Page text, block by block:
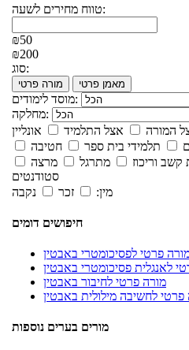
טווח מחירים לשעה:
₪50
₪200
סוג:
מורה פרטי מאמן פרטי
מוסד לימודים:
מחלקה:
המורה אצל התלמיד
אונליין
תלמידי בית ספר
חטיבה
וריכוז מתרגל
מרצה
סטודנטים
מין:
זכר נקבה
חיפושים דומים
פרטי לפסיכומטרי באבטין
לאנגלית פסיכומטרי באבטין
מורה פרטי לחיבור באבטין
פרטי לחשיבה מילולית באבטין
מורים בערים נוספות